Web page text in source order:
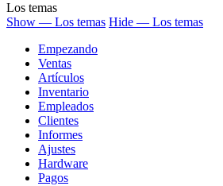
Los temas
Show — Los temas Hide — Los temas
Empezando
Ventas
Artículos
Inventario
Empleados
Clientes
Informes
Ajustes
Hardware
Pagos